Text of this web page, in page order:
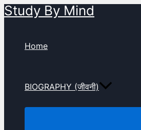
Skip
Study By Mind
Home
BIOGRAPHY (जीवनी)